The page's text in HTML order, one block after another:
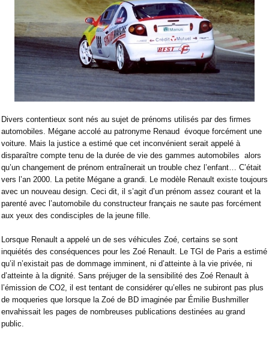
Divers contentieux sont nés au sujet de prénoms utilisés par des firmes
automobiles. Mégane accolé au patronyme Renaud évoque forcément une
voiture. Mais la justice a estimé que cet inconvénient serait appelé à
disparaître compte tenu de la durée de vie des gammes automobiles alors
qu’un changement de prénom entraînerait un trouble chez l’enfant… C’était
vers l’an 2000. La petite Mégane a grandi. Le modèle Renault existe toujours
avec un nouveau design. Ceci dit, il s’agit d’un prénom assez courant et la
parenté avec l’automobile du constructeur français ne saute pas forcément
aux yeux des condisciples de la jeune fille.
Lorsque Renault a appelé un de ses véhicules Zoé, certains se sont
inquiétés des conséquences pour les Zoé Renault. Le TGI de Paris a estimé
qu’il n’existait pas de dommage imminent, ni d’atteinte à la vie privée, ni
d’atteinte à la dignité. Sans préjuger de la sensibilité des Zoé Renault à
l’émission de CO2, il est tentant de considérer qu’elles ne subiront pas plus
de moqueries que lorsque la Zoé de BD imaginée par Émilie Bushmiller
envahissait les pages de nombreuses publications destinées au grand
public.